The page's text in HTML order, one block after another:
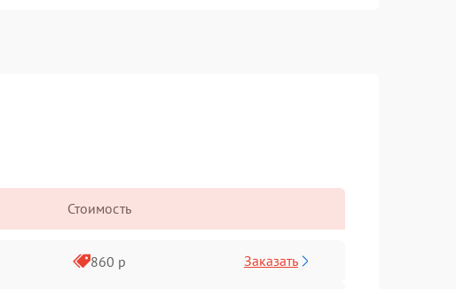
Стоимость
860 р Заказать